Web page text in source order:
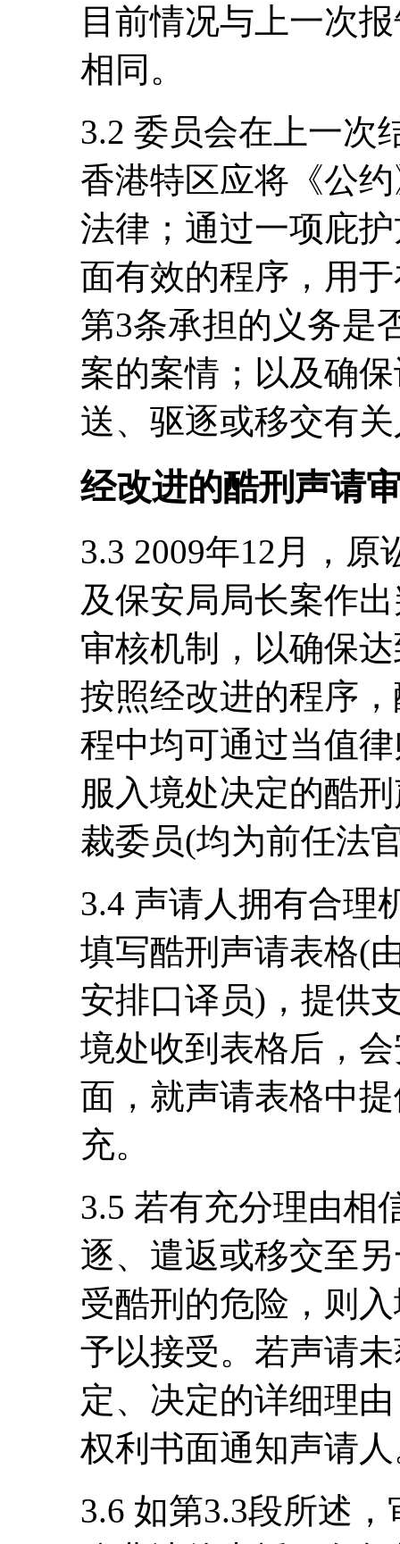
目前情况与上一次
相同。
3.2 委员会在上一次
香港特区应将《公
法律；通过一项庇
面有效的程序，用
第3条承担的义务是
案的案情；以及确
送、驱逐或移交有
经改进的酷刑声请
3.3 2009年12月，
及保安局局长案作
审核机制，以确保
按照经改进的程序
程中均可通过当值
服入境处决定的酷
裁委员(均为前任法
3.4 声请人拥有合理
填写酷刑声请表格(
安排口译员)，提供
境处收到表格后，
面，就声请表格中
充。
3.5 若有充分理由相
逐、遣返或移交至
受酷刑的危险，则
予以接受。若声请
定、决定的详细理
权利书面通知声请
3.6 如第3.3段所述